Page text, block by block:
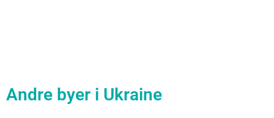
Andre byer i Ukraine